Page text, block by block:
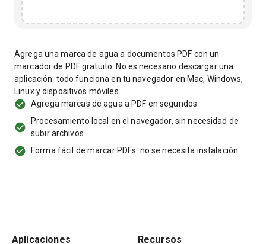
Agrega una marca de agua a documentos PDF con un
marcador de PDF gratuito. No es necesario descargar una
aplicación: todo funciona en tu navegador en Mac, Windows,
Linux y dispositivos móviles.
Agrega marcas de agua a PDF en segundos
Procesamiento local en el navegador, sin necesidad de
subir archivos
Forma fácil de marcar PDFs: no se necesita instalación
Aplicaciones Recursos